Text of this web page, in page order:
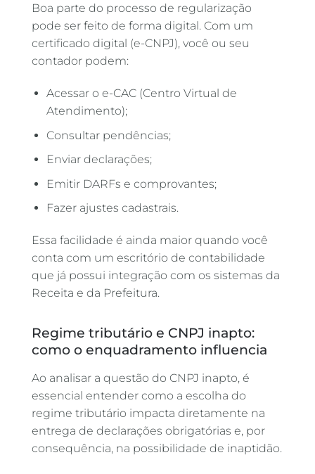
Boa parte do processo de regularização
pode ser feito de forma digital. Com um
certificado digital (e-CNPJ), você ou seu
contador podem:
Acessar o e-CAC (Centro Virtual de
Atendimento);
Consultar pendências;
Enviar declarações;
Emitir DARFs e comprovantes;
Fazer ajustes cadastrais.
Essa facilidade é ainda maior quando você
conta com um escritório de contabilidade
que já possui integração com os sistemas da
Receita e da Prefeitura.
Regime tributário e CNPJ inapto:
como o enquadramento influencia
Ao analisar a questão do CNPJ inapto, é
essencial entender como a escolha do
regime tributário impacta diretamente na
entrega de declarações obrigatórias e, por
consequência, na possibilidade de inaptidão.